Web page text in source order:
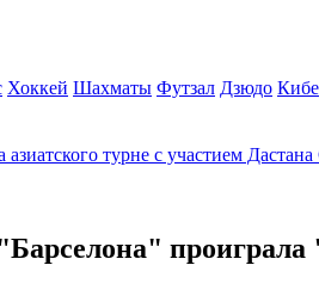
Хоккей Шахматы Футзал Дзюдо
турне с участием Дастана